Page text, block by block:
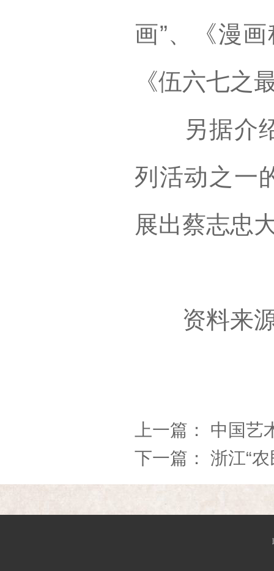
画”、《漫
《伍六七之
另据介绍
列活动之一
展出蔡志忠
资料来源
上一篇： 中国艺
下一篇： 浙江“